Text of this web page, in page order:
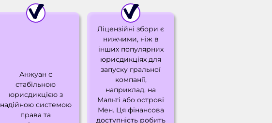
Анжуан є
стабільною
юрисдикцією з
надійною системою
права та
Ліцензійні збори є
нижчими, ніж в
інших популярних
юрисдикціях для
запуску гральної
компанії,
наприклад, на
Мальті або острові
Мен. Ця фінансова
доступність робить